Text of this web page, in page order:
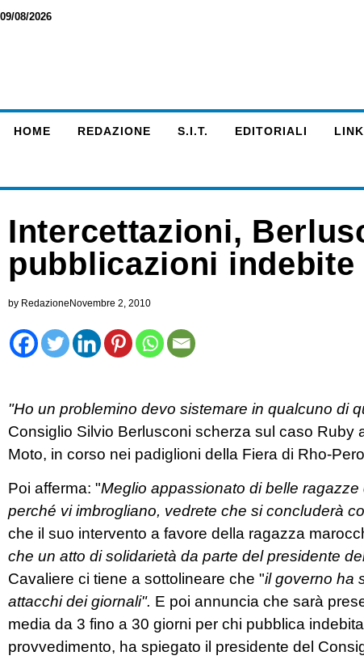
09/08/2026
HOME REDAZIONE S.I.T. EDITORIALI
Intercettazioni,
pubblicazioni indebite
by Redazione Novembre 2, 2010
"Ho un problemino devo sistemare in qualcuno di
Consiglio Silvio Berlusconi scherza sul caso
Moto, in corso nei padiglioni della Fiera di Rho-
Poi afferma: "Meglio appassionato di belle ragazze
perché vi imbrogliano, vedrete che si concluderà
che il suo intervento a favore della ragazza
che un atto di solidarietà da parte del presidente
Cavaliere ci tiene a sottolineare che "il governo ha
attacchi dei giornali". E poi annuncia che sarà
media da 3 fino a 30 giorni per chi pubblica
provvedimento, ha spiegato il presidente del